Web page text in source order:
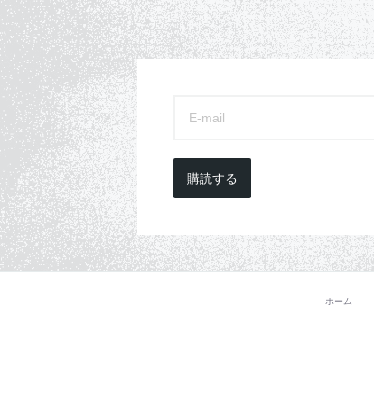
購読する
ホーム